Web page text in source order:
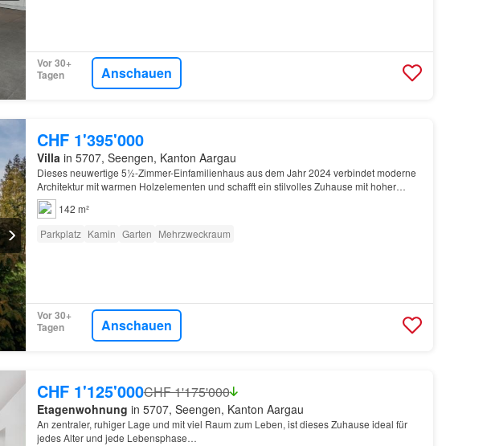
Vor 30+
Tagen
Anschauen
CHF 1'395'000
Villa in 5707, Seengen, Kanton Aargau
Dieses neuwertige 5½-Zimmer-Einfamilienhaus aus dem Jahr 2024 verbindet moderne
Architektur mit warmen Holzelementen und schafft ein stilvolles Zuhause mit hoher
Wohnqualität.Im Erdgeschoss erwartet Sie ein heller, offen gest…
142 m²
Parkplatz Kamin Garten Mehrzweckraum
Vor 30+
Tagen
Anschauen
CHF 1'125'000CHF 1'175'000
Etagenwohnung in 5707, Seengen, Kanton Aargau
An zentraler, ruhiger Lage und mit viel Raum zum Leben, ist dieses Zuhause ideal für
jedes Alter und jede Lebensphase…